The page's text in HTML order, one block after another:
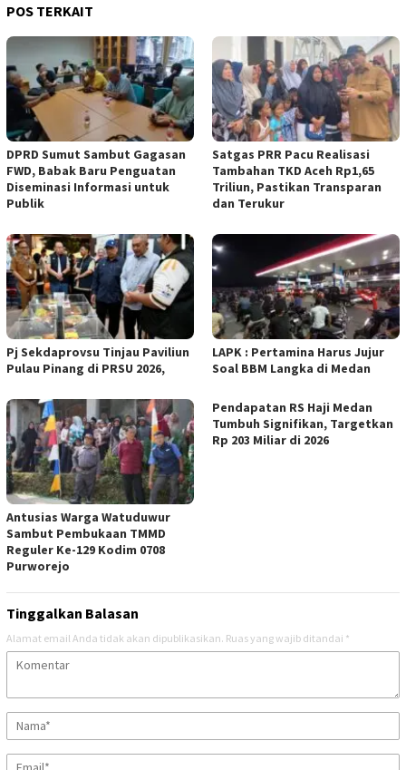
POS TERKAIT
DPRD Sumut Sambut Gagasan
FWD, Babak Baru Penguatan
Diseminasi Informasi untuk
Publik
Satgas PRR Pacu Realisasi
Tambahan TKD Aceh Rp1,65
Triliun, Pastikan Transparan
dan Terukur
Pj Sekdaprovsu Tinjau Paviliun
Pulau Pinang di PRSU 2026,
LAPK : Pertamina Harus Jujur
Soal BBM Langka di Medan
Antusias Warga Watuduwur
Sambut Pembukaan TMMD
Reguler Ke-129 Kodim 0708
Purworejo
Pendapatan RS Haji Medan
Tumbuh Signifikan, Targetkan
Rp 203 Miliar di 2026
Tinggalkan Balasan
Alamat email Anda tidak akan dipublikasikan. Ruas yang wajib ditandai *